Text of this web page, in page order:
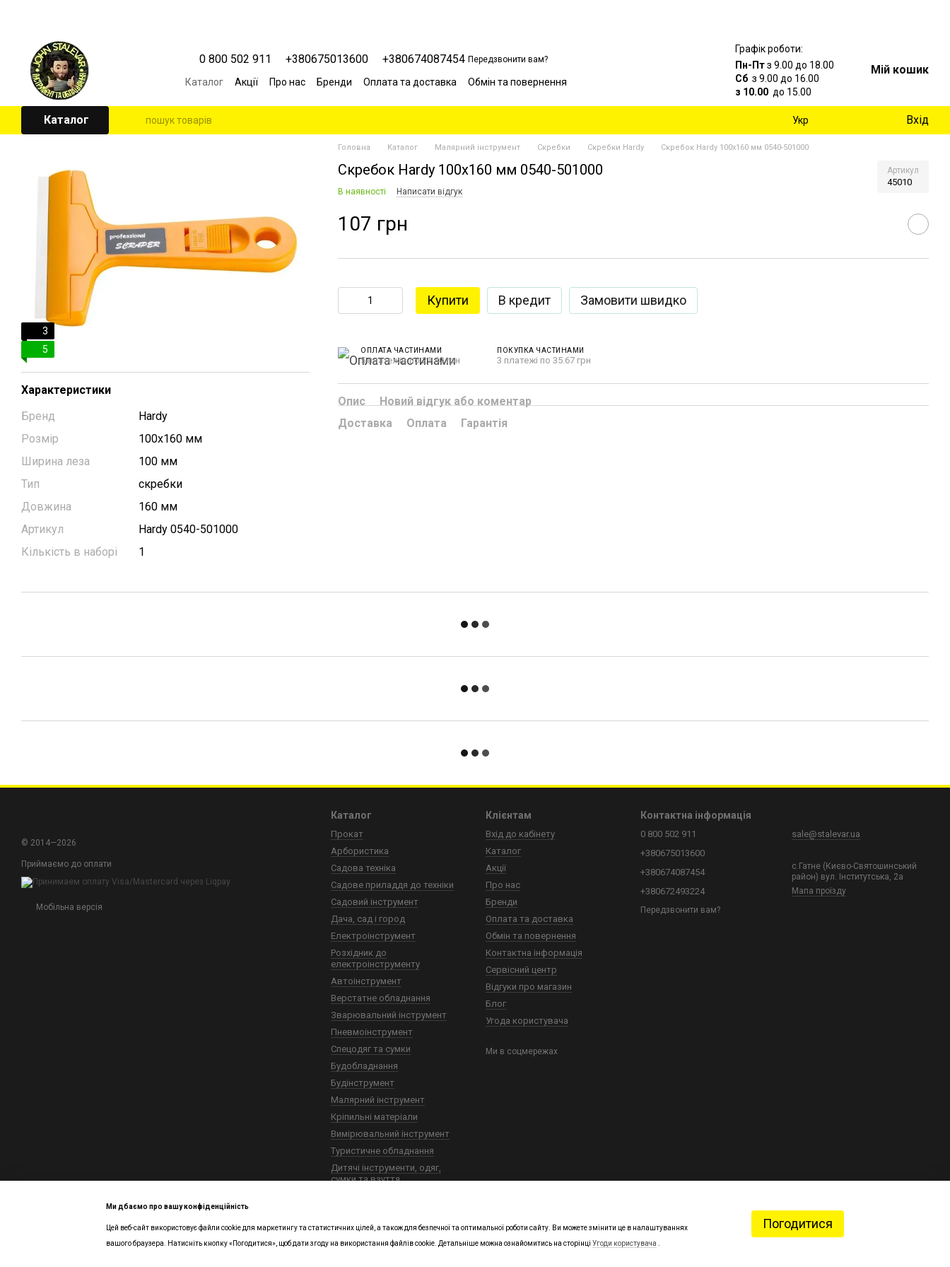
0 800 502 911 +380675013600 +380674087454 Передзвонити вам?
Каталог Акції Про нас Бренди Оплата та доставка
Обмін та повернення
Графік роботи:
Пн-Птз 9.00 до 18.00
Сб з 9.00 до 16.00
з 10.00 до 15.00
Мій кошик
Каталог Укр Вхід
3
5
Характеристики
Бренд
Hardy
Розмір
100х160 мм
Ширина леза
100 мм
Тип
скребки
Довжина
160 мм
Артикул
Hardy 0540-501000
Кількість в наборі
1
Головна Каталог Малярний інструмент Скребки Скребки Hardy Скребок Hardy 100х160 мм 0540-501000
Скребок Hardy 100х160 мм 0540-501000 Артикул
45010
В наявності Написати відгук
107 грн
Купити В кредит Замовити швидко
ОПЛАТА ЧАСТИНАМИ
5 платежів по 21.40 грн
ПОКУПКА ЧАСТИНАМИ
3 платежі по 35.67 грн
Опис
Новий відгук або коментар
Доставка
Оплата Гарантія
© 2014—2026
Приймаємо до оплати
Мобільна версія
Інтернет-магазин створений з Хорошоп
Каталог
Прокат
Арбористика
Садова техніка
Садове приладдя до техніки
Садовий інструмент
Дача, сад і город
Електроінструмент
Розхідник до
електроінструменту
Автоінструмент
Верстатне обладнання
Зварювальний інструмент
Пневмоінструмент
Спецодяг та сумки
Будобладнання
Будінструмент
Малярний інструмент
Кріпильні матеріали
Вимірювальний інструмент
Туристичне обладнання
Дитячі інструменти, одяг,
сумки та взуття
Клієнтам
Вхід до кабінету
Каталог
Акції
Про нас
Бренди
Оплата та доставка
Обмін та повернення
Контактна інформація
Сервісний центр
Відгуки про магазин
Блог
Угода користувача
Ми в соцмережах
Контактна інформація
0 800 502 911
+380675013600
+380674087454
+380672493224
Передзвонити вам?
sale@stalevar.ua
с.Гатне (Києво-Святошинський
район) вул. Інститутська, 2а
Мапа проїзду
Ми дбаємо про вашу конфіденційність
Цей веб-сайт використовує файли cookie для маркетингу та статистичних цілей, а також для безпечної та оптимальної роботи сайту. Ви можете змінити це в налаштуваннях
вашого браузера. Натисніть кнопку «Погодитися», щоб дати згоду на використання файлів cookie. Детальніше можна ознайомитись на сторінці Угоди користувача
Погодитися